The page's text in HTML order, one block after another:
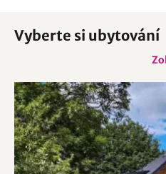
Vyberte si ubytování